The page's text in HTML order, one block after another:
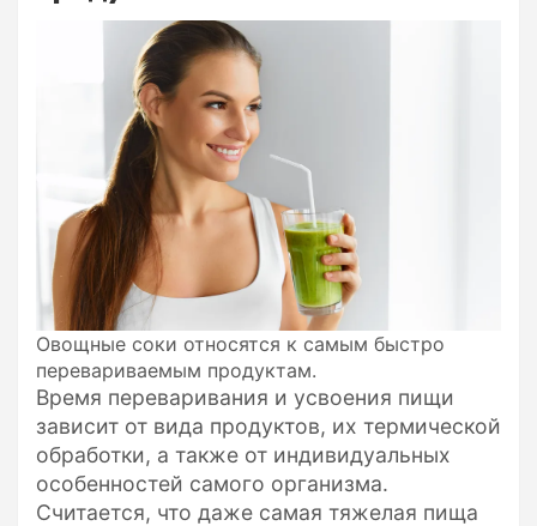
Овощные соки относятся к самым быстро
перевариваемым продуктам.
Время переваривания и усвоения пищи
зависит от вида продуктов, их термической
обработки, а также от индивидуальных
особенностей самого организма.
Считается, что даже самая тяжелая пища